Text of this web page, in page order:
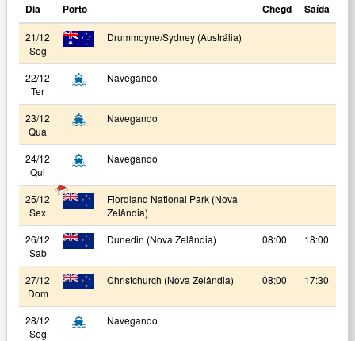
Dia Porto Chegd Saída
21/12
Seg
Drummoyne/Sydney (Austrália)
22/12
Ter
Navegando
23/12
Qua
Navegando
24/12
Qui
Navegando
25/12
Sex
Fiordland National Park (Nova
Zelândia)
26/12
Sab
Dunedin (Nova Zelândia) 08:00 18:00
27/12
Dom
Christchurch (Nova Zelândia) 08:00 17:30
28/12
Seg
Navegando